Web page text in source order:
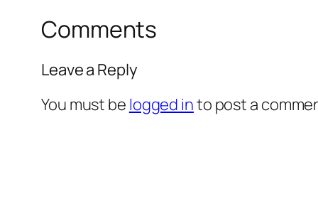
Comments
Leave a Reply
You must be logged into post a